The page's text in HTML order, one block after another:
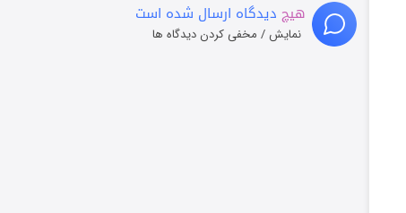
هیچ دیدگاه ارسال شده است
نمایش / مخفی کردن دیدگاه ها